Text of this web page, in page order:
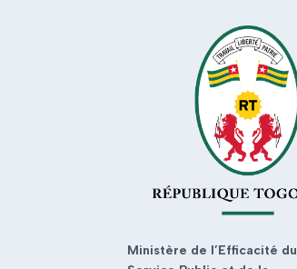
Ministère de l’Efficacité du